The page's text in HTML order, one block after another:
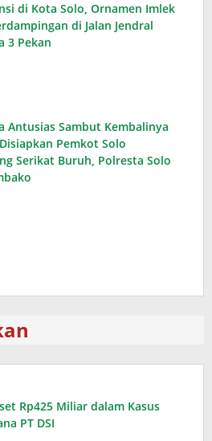
di Kota Solo, Ornamen Imlek
di Jalan Jendral
3 Pekan
Antusias Sambut Kembalinya
Pemkot Solo
Serikat Buruh, Polresta Solo
Rp425 Miliar dalam Kasus
PT DSI